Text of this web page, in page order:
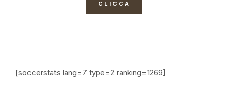
CLICCA
[soccerstats lang=7 type=2 ranking=1269]